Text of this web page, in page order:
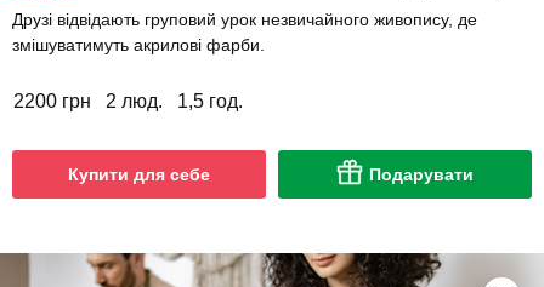
Друзі відвідають груповий урок незвичайного живопису, де
змішуватимуть акрилові фарби.
2200 грн 2 люд. 1,5 год.
Купити для себе Подарувати